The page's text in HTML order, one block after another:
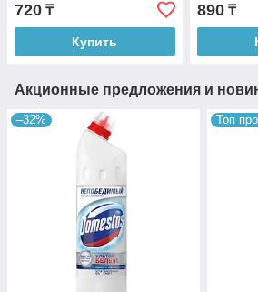
720 ₸
Купить
890₸
Акционные предложения и
–32% Топ